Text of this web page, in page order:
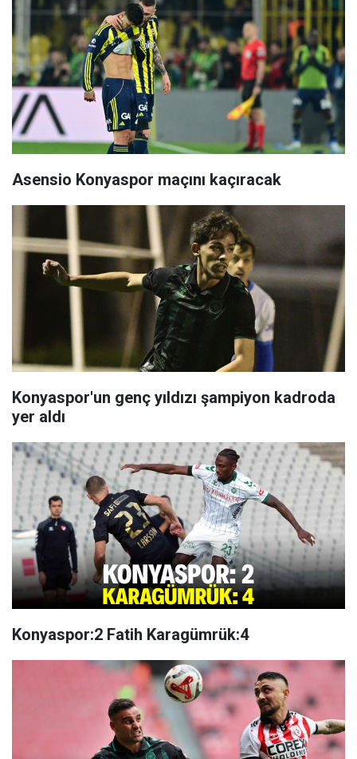
Asensio Konyaspor maçını kaçıracak
Konyaspor'un genç yıldızı şampiyon kadroda
yer aldı
Konyaspor:2 Fatih Karagümrük:4